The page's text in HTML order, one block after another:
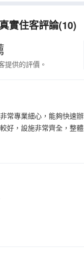
實住客評論(10)
提供的評價。
常專業細心，能夠快速
好，設施非常齊全，整